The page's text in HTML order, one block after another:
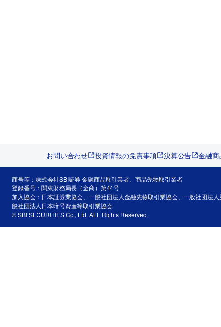
お問い合わせ 投資情報の免責事項 決算公告 金融
商号等：株式会社SBI証券 金融商品取引業者、商品先物取引業者
登録番号：関東財務局長（金商）第44号
加入協会：日本証券業協会、一般社団法人金融先物取引業協会、一般社団法
般社団法人日本暗号資産等取引業協会
© SBI SECURITIES Co., Ltd. ALL Rights Reserved.